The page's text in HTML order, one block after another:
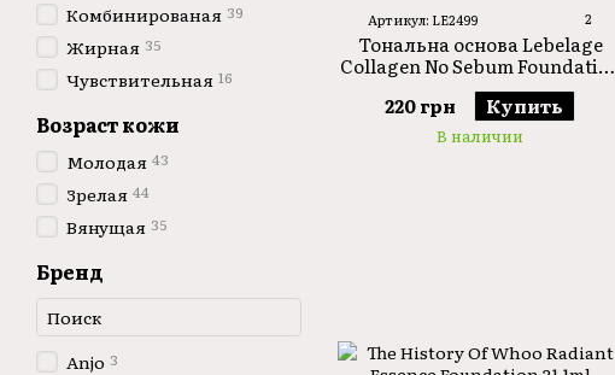
Артикул: LE2499 2
Тональна основа Lebelage
Collagen No Sebum Foundation
23 100ml
220 грн Купить
В наличии
Комбинированая 39
Жирная 35
Чувствительная 16
Возраст кожи
Молодая 43
Зрелая 44
Вянущая 35
Бренд
Anjo 3